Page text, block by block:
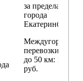
за пределами
города
Екатеринбург
Междугородние
перевозки
до 50 км: 18 000
руб.